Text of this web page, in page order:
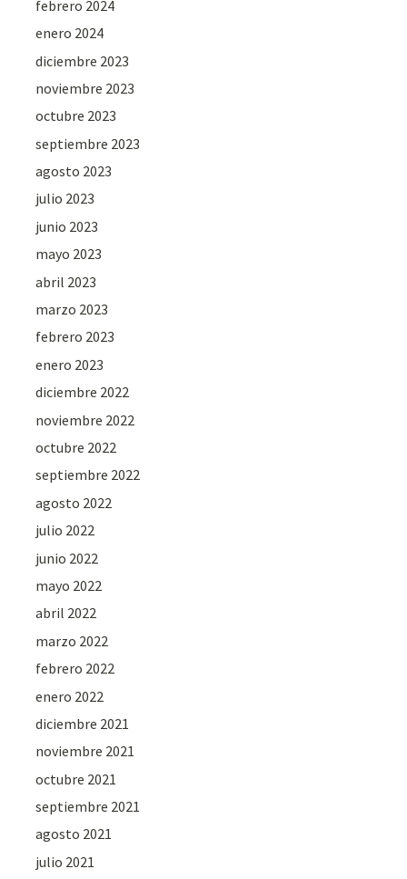
febrero 2024
enero 2024
diciembre 2023
noviembre 2023
octubre 2023
septiembre 2023
agosto 2023
julio 2023
junio 2023
mayo 2023
abril 2023
marzo 2023
febrero 2023
enero 2023
diciembre 2022
noviembre 2022
octubre 2022
septiembre 2022
agosto 2022
julio 2022
junio 2022
mayo 2022
abril 2022
marzo 2022
febrero 2022
enero 2022
diciembre 2021
noviembre 2021
octubre 2021
septiembre 2021
agosto 2021
julio 2021